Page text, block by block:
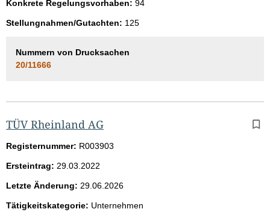
Konkrete Regelungsvorhaben: 94
Stellungnahmen/Gutachten: 125
Nummern von Drucksachen
20/11666
TÜV Rheinland AG
Registernummer: R003903
Ersteintrag: 29.03.2022
Letzte Änderung: 29.06.2026
Tätigkeitskategorie: Unternehmen